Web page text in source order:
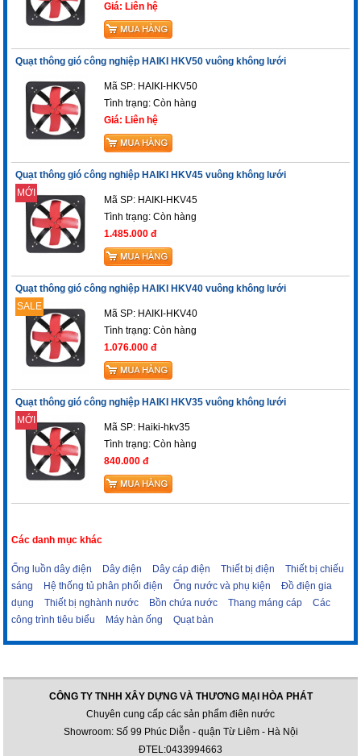
Giá: Liên hệ
Quạt thông gió công nghiệp HAIKI HKV50 vuông không lưới
Mã SP: HAIKI-HKV50
Tình trạng:Còn hàng
Giá: Liên hệ
Quạt thông gió công nghiệp HAIKI HKV45 vuông không lưới
MỚI
Mã SP: HAIKI-HKV45
Tình trạng:Còn hàng
1.485.000 đ
Quạt thông gió công nghiệp HAIKI HKV40 vuông không lưới
SALE
Mã SP: HAIKI-HKV40
Tình trạng:Còn hàng
1.076.000 đ
Quạt thông gió công nghiệp HAIKI HKV35 vuông không lưới
MỚI
Mã SP: Haiki-hkv35
Tình trạng:Còn hàng
840.000 đ
Các danh mục khác
Ống luồn dây điện Dây điện Dây cáp điện Thiết bị điện
Thiết bị chiếu
sáng
Hệ thống tủ phân phối điện Ống nước và phụ kiện
Đồ điện gia
dụng
Thiết bị nghành nước Bồn chứa nước Thang máng cáp
Các
công trình tiêu biểu
Máy hàn ống Quạt bàn
CÔNG TY TNHH XÂY DỰNG VÀ THƯƠNG MẠI HÒA PHÁT
Chuyên cung cấp các sản phẩm điên nước
Showroom: Số 99 Phúc Diễn - quận Từ Liêm - Hà Nội
ĐTEL:0433994663